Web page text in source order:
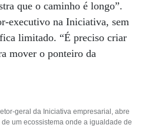
que o caminho é longo”.
executivo na Iniciativa, sem
limitado. “É preciso criar
mover o ponteiro da
geral da Iniciativa empresarial, abre
um ecossistema onde a igualdade de